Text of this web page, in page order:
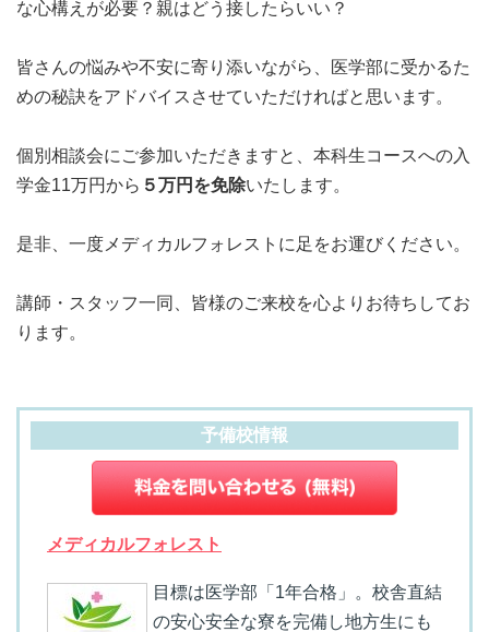
な心構えが必要？親はどう接したらいい？
皆さんの悩みや不安に寄り添いながら、医学部に受かるた
めの秘訣をアドバイスさせていただければと思います。
個別相談会にご参加いただきますと、本科生コースへの入
学金11万円から ５万円を免除いたします。
是非、一度メディカルフォレストに足をお運びください。
講師・スタッフ一同、皆様のご来校を心よりお待ちしてお
ります。
予備校情報
メディカルフォレスト
目標は医学部「1年合格」。校舎直結
の安心安全な寮を完備し地方生にも